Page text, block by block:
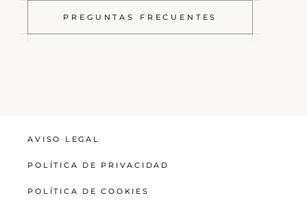
PREGUNTAS FRECUENTES
AVISO LEGAL
POLÍTICA DE PRIVACIDAD
POLÍTICA DE COOKIES